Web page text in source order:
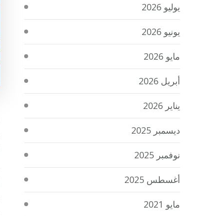
يوليو 2026
يونيو 2026
مايو 2026
أبريل 2026
يناير 2026
ديسمبر 2025
نوفمبر 2025
أغسطس 2025
مايو 2021